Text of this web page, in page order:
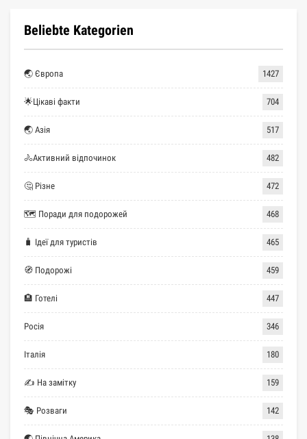
Beliebte Kategorien
🌏 Європа 1427
🌟Цікаві факти 704
🌏 Азія 517
🚴Активний відпочинок 482
🤔 Різне 472
🗺 Поради для подорожей 468
🧳 Ідеї для туристів 465
🧭 Подорожі 459
🏨 Готелі 447
Росія 346
Італія 180
✍ На замітку 159
🎭 Розваги 142